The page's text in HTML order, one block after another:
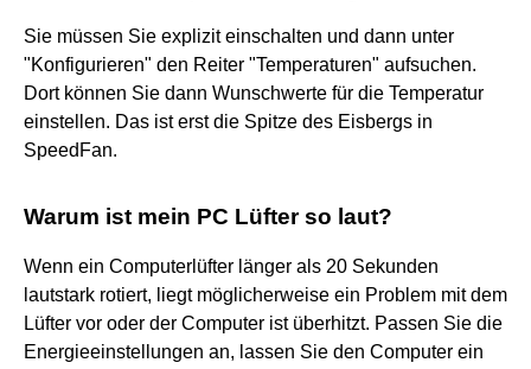
Sie müssen Sie explizit einschalten und dann unter
"Konfigurieren" den Reiter "Temperaturen" aufsuchen.
Dort können Sie dann Wunschwerte für die Temperatur
einstellen. Das ist erst die Spitze des Eisbergs in
SpeedFan.
Warum ist mein PC Lüfter so laut?
Wenn ein Computerlüfter länger als 20 Sekunden
lautstark rotiert, liegt möglicherweise ein Problem mit dem
Lüfter vor oder der Computer ist überhitzt. Passen Sie die
Energieeinstellungen an, lassen Sie den Computer ein